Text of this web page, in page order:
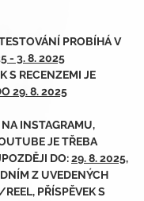
PROBÍHÁ V
- 3. 8. 2025
S RECENZEMI JE
29. 8. 2025
INSTAGRAMU,
JE TŘEBA
DO: 29. 8. 2025,
Z UVEDENÝCH
PŘÍSPĚVEK S